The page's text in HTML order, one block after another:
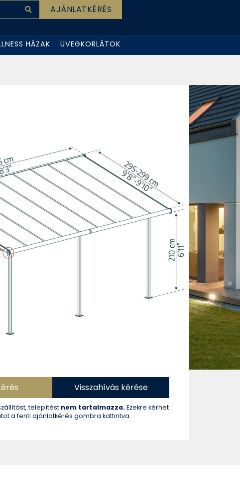
AJÁNLATKÉRÉS
HÁZAK ÜVEGKORLÁTOK
6 mm vastag, áttetsző
100% UV védelemmel, korróziónak
profilokkal.
cm
Visszahívás kérése
telepítést nem tartalmazza.Ezekre kérhet
a fenti ajánlatkérés gombra kattintva.